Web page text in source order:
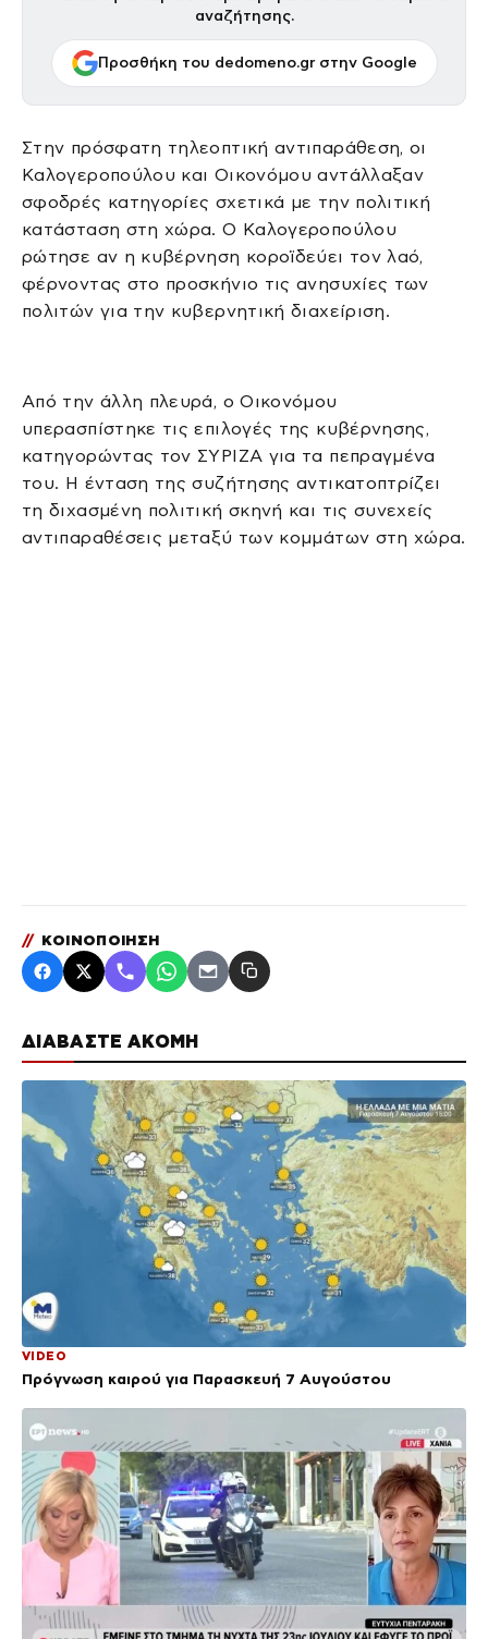
ΔΙΑΒΑΣΤΕ ΑΚΟΜΗ
VIDEO
Πρόγνωση καιρού για Παρασκευή 7 Αυγούστου
αναζήτησης.
Προσθήκη του dedomeno.gr στην Google
Στην πρόσφατη τηλεοπτική αντιπαράθεση, οι
Καλογεροπούλου και Οικονόμου αντάλλαξαν
σφοδρές κατηγορίες σχετικά με την πολιτική
κατάσταση στη χώρα. Ο Καλογεροπούλου
ρώτησε αν η κυβέρνηση κοροϊδεύει τον λαό,
φέρνοντας στο προσκήνιο τις ανησυχίες των
πολιτών για την κυβερνητική διαχείριση.
Από την άλλη πλευρά, ο Οικονόμου
υπερασπίστηκε τις επιλογές της κυβέρνησης,
κατηγορώντας τον ΣΥΡΙΖΑ για τα πεπραγμένα
του. Η ένταση της συζήτησης αντικατοπτρίζει
τη διχασμένη πολιτική σκηνή και τις συνεχείς
αντιπαραθέσεις μεταξύ των κομμάτων στη χώρα.
// ΚΟΙΝΟΠΟΙΗΣΗ